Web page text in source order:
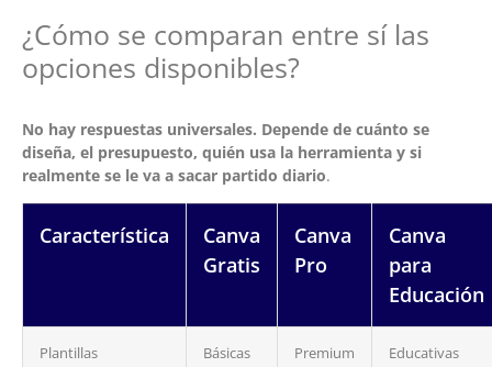
¿Cómo se comparan entre sí las
opciones disponibles?
No hay respuestas universales. Depende de cuánto se
diseña, el presupuesto, quién usa la herramienta y si
realmente se le va a sacar partido diario.
Característica
Canva
Gratis
Canva
Pro
Canva
para
Educación
Plantillas Básicas Premium Educativas